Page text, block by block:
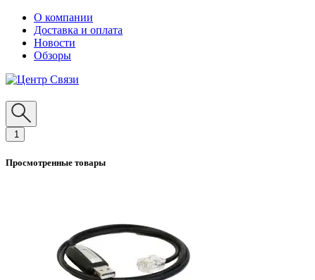
О компании
Доставка и оплата
Новости
Обзоры
1
Просмотренные товары